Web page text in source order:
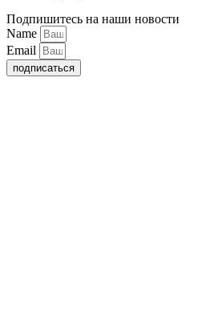
Подпишитесь на наши новости
Name
Email
подписаться